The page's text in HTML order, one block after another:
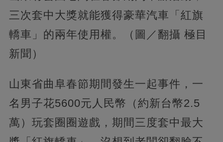
三次套中大獎就能獲得豪華汽車「紅旗
轎車」的兩年使用權。（圖／翻攝 極目
新聞）
山東省曲阜春節期間發生一起事件，一
名男子花5600元人民幣（約新台幣2.5
萬）玩套圈圈遊戲，期間三度套中最大